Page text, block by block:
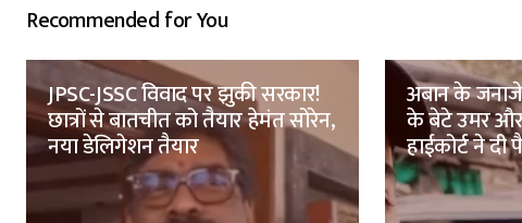
Recommended for You
JPSC-JSSC विवाद पर झुकी सरकार!
छात्रों से बातचीत को तैयार हेमंत सोरेन,
नया डेलिगेशन तैयार
अबान के
के बेटे उमर और
हाईकोर्ट ने दी